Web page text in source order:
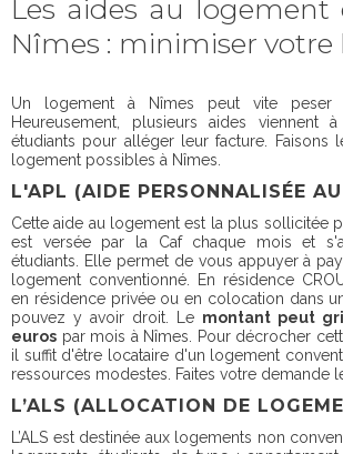
Les aides au
Nîmes : minimiser votre
Un logement à Nîmes peut vite peser
Heureusement, plusieurs aides viennent
étudiants pour alléger leur facture. Faisons
logement possibles à Nîmes.
L'APL (AIDE PERSONNALISÉE
Cette aide au logement est la plus sollicitée
est versée par la Caf chaque mois et
étudiants. Elle permet de vous appuyer à
logement conventionné. En résidence
en résidence privée ou en colocation dans
pouvez y avoir droit. Le montant peut
euros par mois à Nîmes. Pour décrocher
il suffit d'être locataire d'un logement
ressources modestes. Faites votre demande
L’ALS (ALLOCATION DE
L’ALS est destinée aux logements non